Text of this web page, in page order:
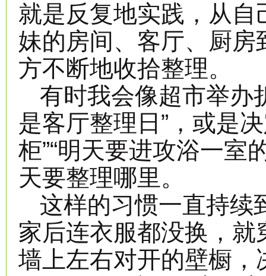
就是反复地实践，从
妹的房间、客厅、厨
方不断地收拾整理。
有时我会像超市举办
是客厅整理日”，或是
柜”“明天要进攻浴一室
天要整理哪里。
这样的习惯一直持续
家后连衣服都没换，
墙上左右对开的壁橱，